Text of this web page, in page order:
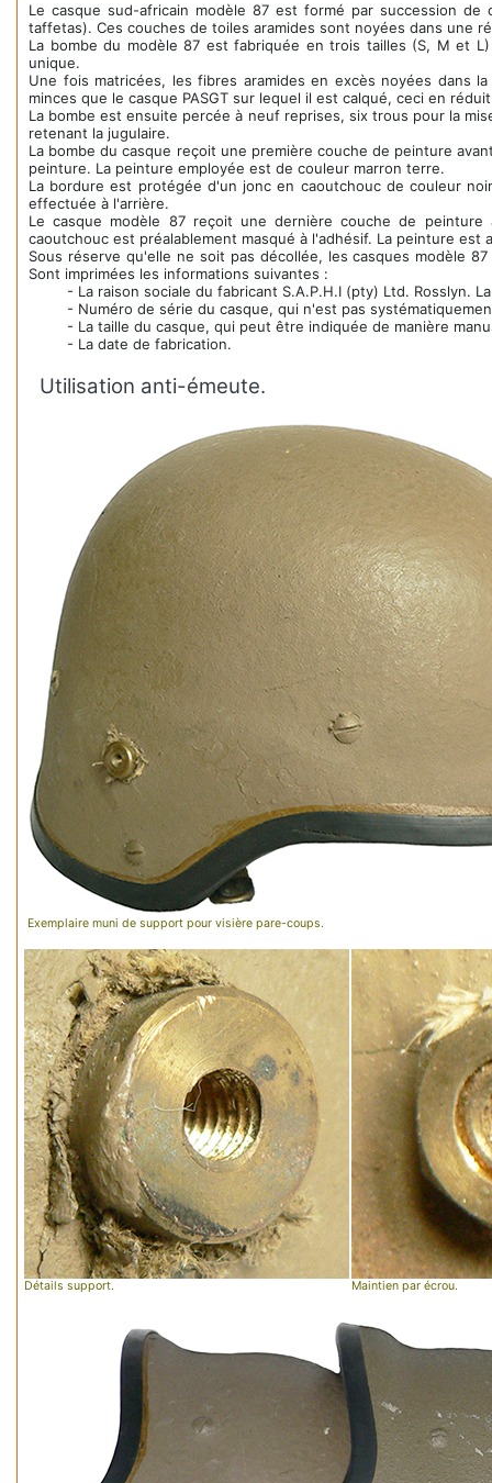
Le casque sud-africain modèle 87 est formé par succession
taffetas). Ces couches de toiles aramides sont noyées dans une
La bombe du modèle 87 est fabriquée en trois tailles (S, M et
unique.
Une fois matricées, les fibres aramides en excès noyées dans
minces que le casque PASGT sur lequel il est calqué, ceci en
La bombe est ensuite percée à neuf reprises, six trous pour la
retenant la jugulaire.
La bombe du casque reçoit une première couche de peinture
peinture. La peinture employée est de couleur marron terre.
La bordure est protégée d'un jonc en caoutchouc de couleur
effectuée à l'arrière.
Le casque modèle 87 reçoit une dernière couche de
caoutchouc est préalablement masqué à l'adhésif. La peinture
Sous réserve qu'elle ne soit pas décollée, les casques modèle
Sont imprimées les informations suivantes :
- La raison sociale du fabricant S.A.P.H.I (pty) Ltd. Rosslyn.
- Numéro de série du casque, qui n'est pas
- La taille du casque, qui peut être indiquée de manière
- La date de fabrication.
Utilisation anti-émeute.
Exemplaire muni de support pour visière pare-coups.
Détails support. Maintien par écrou.